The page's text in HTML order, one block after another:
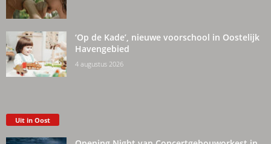
‘Op de Kade’, nieuwe voorschool in Oostelijk
Havengebied
4 augustus 2026
Uit in Oost